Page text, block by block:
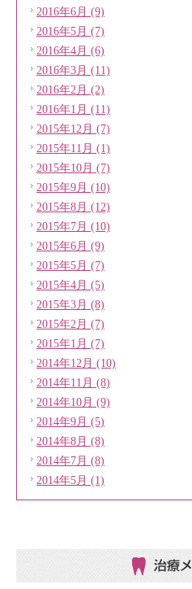
2016年6月 (9)
2016年5月 (7)
2016年4月 (6)
2016年3月 (11)
2016年2月 (2)
2016年1月 (11)
2015年12月 (7)
2015年11月 (1)
2015年10月 (7)
2015年9月 (10)
2015年8月 (12)
2015年7月 (10)
2015年6月 (9)
2015年5月 (7)
2015年4月 (5)
2015年3月 (8)
2015年2月 (7)
2015年1月 (7)
2014年12月 (10)
2014年11月 (8)
2014年10月 (9)
2014年9月 (5)
2014年8月 (8)
2014年7月 (8)
2014年5月 (1)
治療